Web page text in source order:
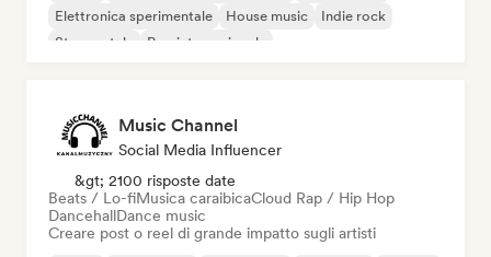
Elettronica sperimentale
House music
Indie rock
Strumentale
Pop internazionale
Music Channel
Social Media Influencer
&gt; 2100 risposte date
Beats / Lo-fiMusica caraibicaCloud Rap / Hip Hop
DancehallDance music
Creare post o reel di grande impatto sugli artisti